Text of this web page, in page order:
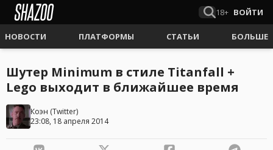
18+ ВОЙТИ
НОВОСТИ ПЛАТФОРМЫ СТАТЬИ БОЛЬШЕ
Шутер Minimum в стиле Titanfall +
Lego выходит в ближайшее время
Коэн (Twitter)
23:08, 18 апреля 2014